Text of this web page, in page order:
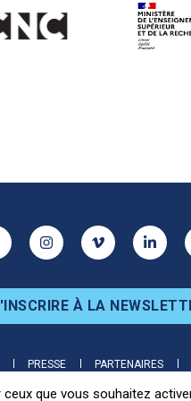
sociaux
InstagramVimeo
À LA
PRESSE PARTENAIRES
que vous souhaitez